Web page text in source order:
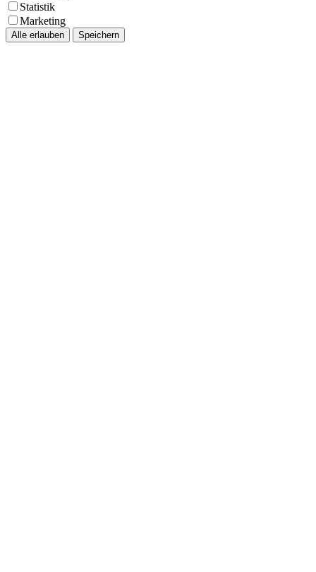
Statistik
Marketing
Alle erlauben Speichern